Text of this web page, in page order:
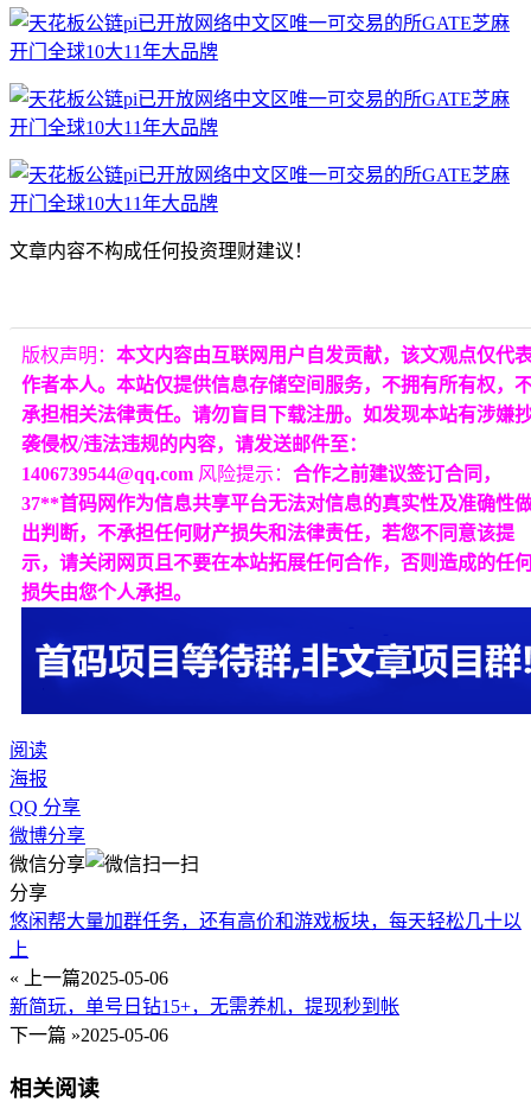
文章内容不构成任何投资理财建议！
版权声明： 本文内容由互联网用户自发贡献，该文观点仅代
作者本人。本站仅提供信息存储空间服务，不拥有所有权，
承担相关法律责任。请勿盲目下载注册。如发现本站有涉嫌
袭侵权/违法违规的内容，请发送邮件至：
1406739544@qq.com 风险提示： 合作之前建议签订合同，
37**首码网作为信息共享平台无法对信息的真实性及准确性
出判断，不承担任何财产损失和法律责任，若您不同意该提
示，请关闭网页且不要在本站拓展任何合作，否则造成的任
损失由您个人承担。
阅读
海报
QQ 分享
微博分享
微信分享
分享
悠闲帮大量加群任务，还有高价和游戏板块，每天轻松几十以
上
« 上一篇2025-05-06
新简玩，单号日钻15+，无需养机，提现秒到帐
下一篇 »2025-05-06
相关阅读